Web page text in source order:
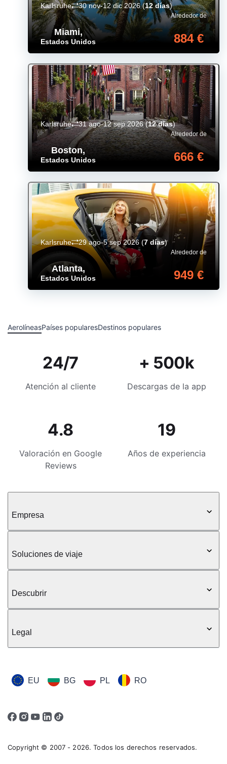
Miami,
Estados Unidos
Alrededor de
884 €
Karlsruhe 30 nov-12 dic 2026(12 días)
Boston,
Estados Unidos
Alrededor de
666 €
Karlsruhe 31 ago-12 sep 2026(12 días)
Atlanta,
Estados Unidos
Alrededor de
949 €
Karlsruhe 29 ago-5 sep 2026 (7 días)
AerolíneasPaíses popularesDestinos populares
24/7
Atención al cliente
+ 500k
Descargas de la app
4.8
Valoración en Google
Reviews
19
Años de experiencia
Empresa
Soluciones de viaje
Descubrir
Legal
EU BG PL RO
Copyright © 2007 - 2026. Todos los derechos reservados.